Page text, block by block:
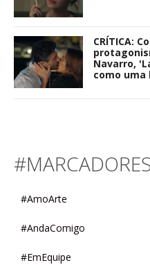
CRÍTICA:
Navarro,
como uma
#MARCADORES
#AmoArte
#AndaComigo
#EmEquipe